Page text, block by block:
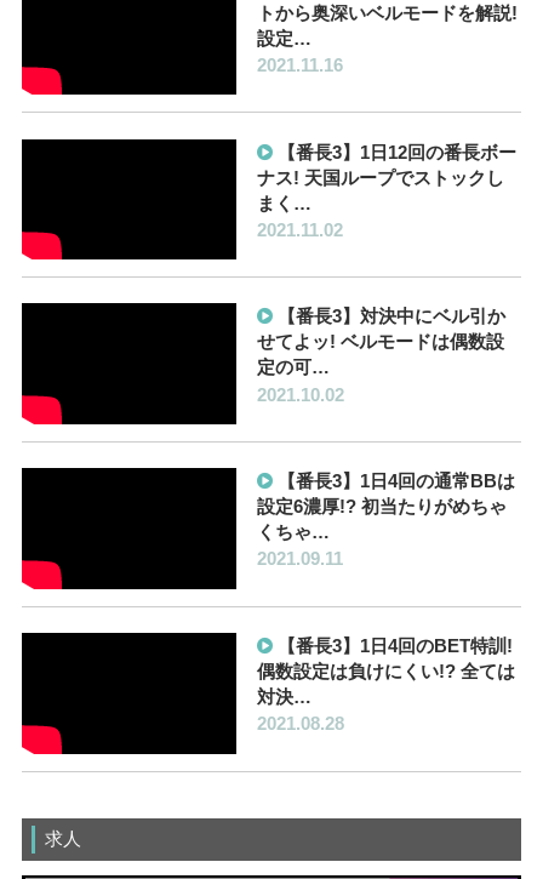
トから奥深いベルモードを解説!
設定…
2021.11.16
【番長3】1日12回の番長ボー
ナス! 天国ループでストックし
まく…
2021.11.02
【番長3】対決中にベル引か
せてよッ! ベルモードは偶数設
定の可…
2021.10.02
【番長3】1日4回の通常BBは
設定6濃厚!? 初当たりがめちゃ
くちゃ…
2021.09.11
【番長3】1日4回のBET特訓!
偶数設定は負けにくい!? 全ては
対決…
2021.08.28
求人